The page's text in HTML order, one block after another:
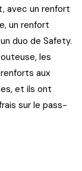
avec un renfort
un renfort
duo de Safety.
les
aux
et ils ont
sur le pass-